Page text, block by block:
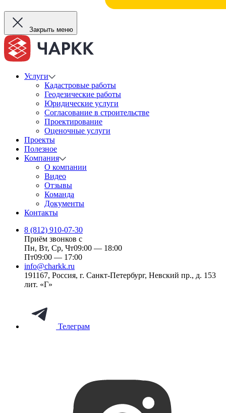
Закрыть меню
Услуги
Кадастровые работы
Геодезические работы
Юридические услуги
Согласование в строительстве
Проектирование
Оценочные услуги
Проекты
Полезное
Компания
О компании
Видео
Отзывы
Команда
Документы
Контакты
8 (812) 910-07-30
Приём звонков с
Пн, Вт, Ср, Чт09:00 — 18:00
Пт09:00 — 17:00
info@charkk.ru
191167, Россия, г. Санкт-Петербург, Невский пр., д. 153
лит. «Г»
Телеграм